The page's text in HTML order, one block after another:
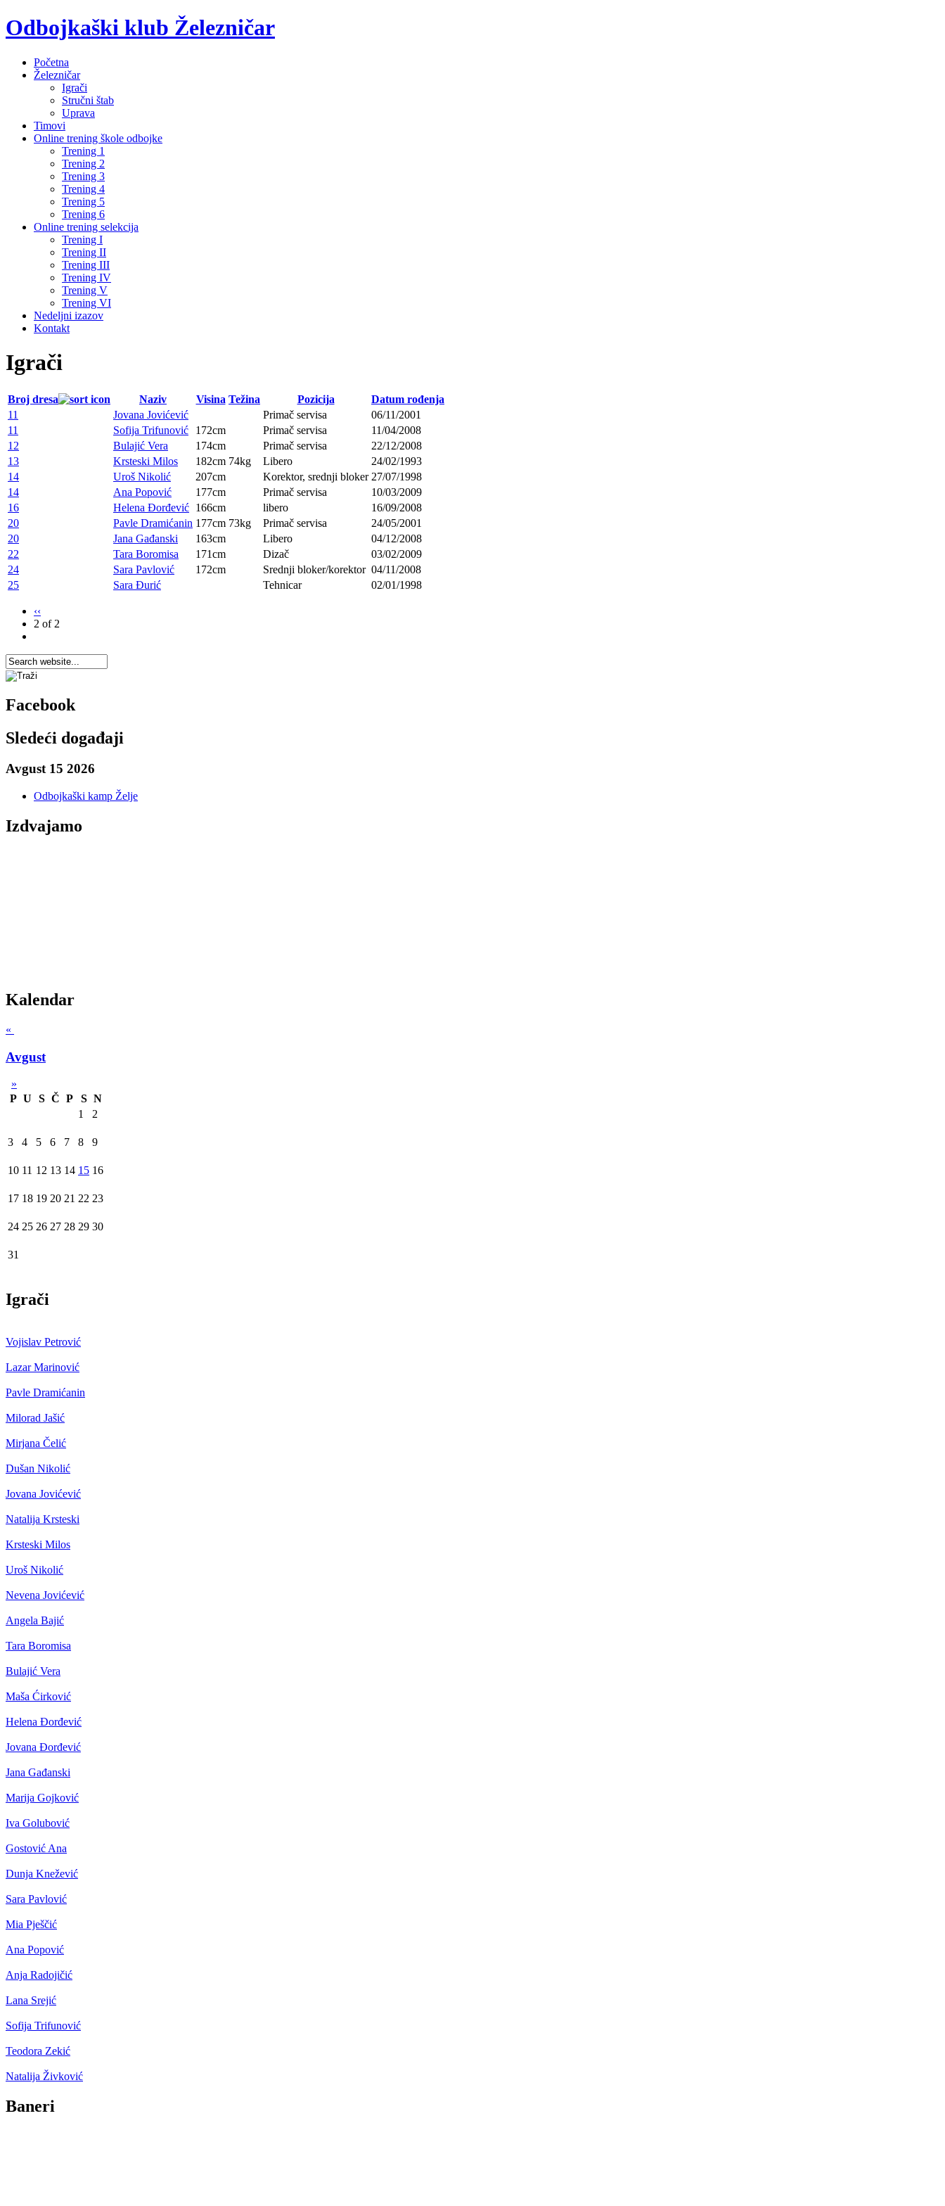
Odbojkaški klub Železničar
Početna
Železničar
Igrači
Stručni štab
Uprava
Timovi
Online trening škole odbojke
Trening 1
Trening 2
Trening 3
Trening 4
Trening 5
Trening 6
Online trening selekcija
Trening I
Trening II
Trening III
Trening IV
Trening V
Trening VI
Nedeljni izazov
Kontakt
Igrači
Broj dresa Naziv Visina Težina Pozicija
Datum rođenja
11
Jovana Jovićević Primač servisa
06/11/2001
11
Sofija Trifunović 172cm Primač servisa
11/04/2008
12
Bulajić Vera 174cm Primač servisa
22/12/2008
13
Krsteski Milos 182cm 74kg Libero
24/02/1993
14
Uroš Nikolić 207cm Korektor, srednji bloker 27/07/1998
14
Ana Popović 177cm Primač servisa
10/03/2009
16
Helena Đorđević 166cm libero
16/09/2008
20
Pavle Dramićanin 177cm 73kg Primač servisa
24/05/2001
20
Jana Gađanski 163cm Libero
04/12/2008
22
Tara Boromisa 171cm Dizač
03/02/2009
24
Sara Pavlović 172cm Srednji bloker/korektor 04/11/2008
25
Sara Đurić Tehnicar 02/01/1998
‹‹
2 of 2
Facebook
Sledeći događaji
Avgust 15 2026
Odbojkaški kamp Želje
Izdvajamo
Kalendar
«
Avgust
»
P U S Č P S N
1
2
3 4 5 6 7 8 9
10 11 12 13 14 15 16
17 18 19 20 21 22 23
24 25 26 27 28 29 30
31
Igrači
Vojislav Petrović
Lazar Marinović
Pavle Dramićanin
Milorad Jašić
Mirjana Čelić
Dušan Nikolić
Jovana Jovićević
Natalija Krsteski
Krsteski Milos
Uroš Nikolić
Nevena Jovićević
Angela Bajić
Tara Boromisa
Bulajić Vera
Maša Ćirković
Helena Đorđević
Jovana Đorđević
Jana Gađanski
Marija Gojković
Iva Golubović
Gostović Ana
Dunja Knežević
Sara Pavlović
Mia Pješčić
Ana Popović
Anja Radojičić
Lana Srejić
Sofija Trifunović
Teodora Zekić
Natalija Živković
Baneri